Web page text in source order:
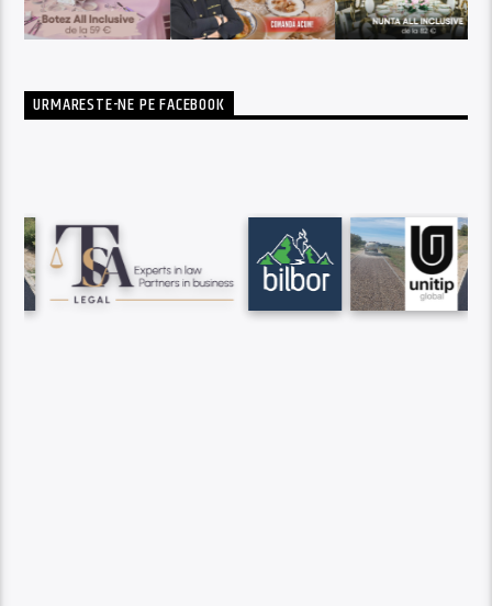
URMARESTE-NE PE FACEBOOK